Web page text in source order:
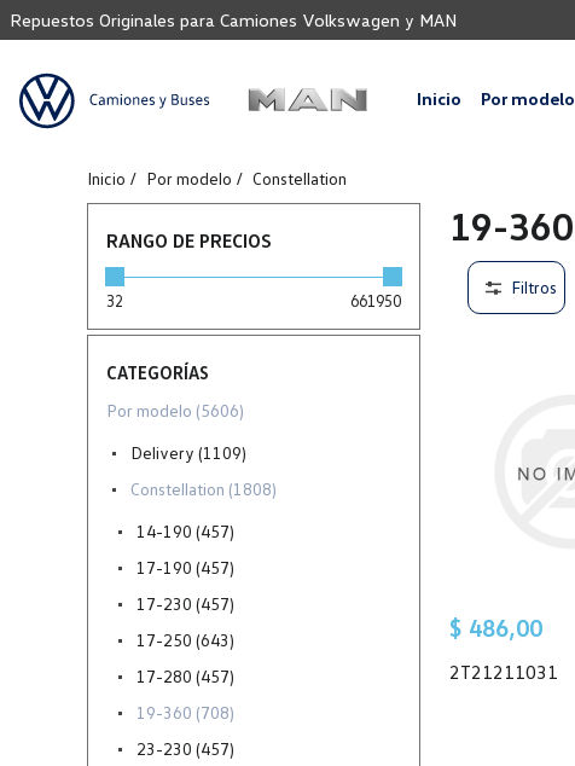
Repuestos Originales para Camiones Volkswagen y MAN
Inicio Por modelo
Inicio Por modelo Constellation
19-360
Filtros
$ 486,00
2T21211031
RANGO DE PRECIOS
32 661950
CATEGORÍAS
Por modelo (5606)
Delivery (1109)
Constellation (1808)
14-190 (457)
17-190 (457)
17-230 (457)
17-250 (643)
17-280 (457)
19-360 (708)
23-230 (457)